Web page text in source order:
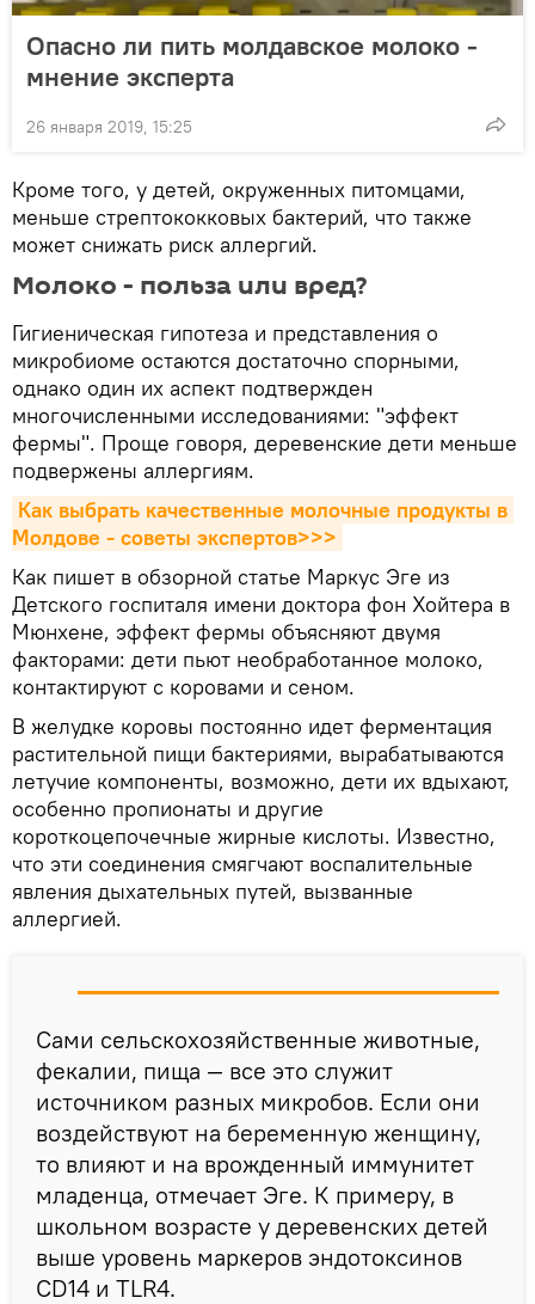
Опасно ли пить молдавское молоко -
мнение эксперта
26 января 2019, 15:25
Кроме того, у детей, окруженных питомцами,
меньше стрептококковых бактерий, что также
может снижать риск аллергий.
Молоко - польза или вред?
Гигиеническая гипотеза и представления о
микробиоме остаются достаточно спорными,
однако один их аспект подтвержден
многочисленными исследованиями: "эффект
фермы". Проще говоря, деревенские дети меньше
подвержены аллергиям.
Как выбрать качественные молочные продукты в
Молдове - советы экспертов>>>
Как пишет в обзорной статье Маркус Эге из
Детского госпиталя имени доктора фон Хойтера в
Мюнхене, эффект фермы объясняют двумя
факторами: дети пьют необработанное молоко,
контактируют с коровами и сеном.
В желудке коровы постоянно идет ферментация
растительной пищи бактериями, вырабатываются
летучие компоненты, возможно, дети их вдыхают,
особенно пропионаты и другие
короткоцепочечные жирные кислоты. Известно,
что эти соединения смягчают воспалительные
явления дыхательных путей, вызванные
аллергией.
Сами сельскохозяйственные животные,
фекалии, пища — все это служит
источником разных микробов. Если они
воздействуют на беременную женщину,
то влияют и на врожденный иммунитет
младенца, отмечает Эге. К примеру, в
школьном возрасте у деревенских детей
выше уровень маркеров эндотоксинов
CD14 и TLR4.